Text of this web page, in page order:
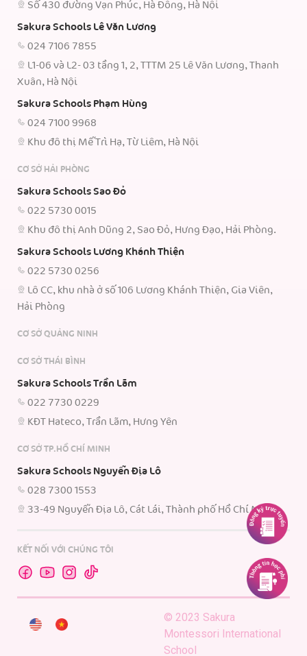
Số 430 đường Vạn Phúc, Hà Đông, Hà Nội
Sakura Schools Lê Văn Lương
024 7106 7855
L1-06 và L2- 03 tầng 1, 2, TTTM 25 Lê Văn Lương, Thanh
Xuân, Hà Nội
Sakura Schools Phạm Hùng
024 7100 9968
Khu đô thị Mễ Trì Hạ, Từ Liêm, Hà Nội
CƠ SỞ HẢI PHÒNG
Sakura Schools Sao Đỏ
022 5730 0015
Khu đô thị Anh Dũng 2, Sao Đỏ, Hưng Đạo, Hải Phòng.
Sakura Schools Lương Khánh Thiện
022 5730 0256
Lô CC, khu nhà ở số 106 Lương Khánh Thiện, Gia Viên,
Hải Phòng
CƠ SỞ QUẢNG NINH
CƠ SỞ THÁI BÌNH
Sakura Schools Trần Lãm
022 7730 0229
KĐT Hateco, Trần Lãm, Hưng Yên
CƠ SỞ TP.HỒ CHÍ MINH
Sakura Schools Nguyễn Địa Lô
028 7300 1553
33-49 Nguyễn Địa Lô, Cát Lái, Thành phố Hồ Chí Minh.
KẾT NỐI VỚI CHÚNG TÔI
© 2023 Sakura
Montessori International
School